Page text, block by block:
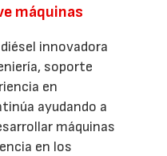
máquinas
innovadora
soporte
en
ayudando a
máquinas
en los